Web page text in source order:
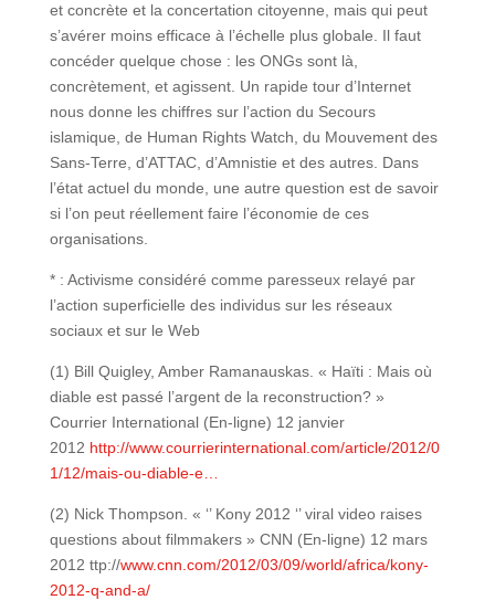
et concrète et la concertation citoyenne, mais qui peut
s’avérer moins efficace à l’échelle plus globale. Il faut
concéder quelque chose : les ONGs sont là,
concrètement, et agissent. Un rapide tour d’Internet
nous donne les chiffres sur l’action du Secours
islamique, de Human Rights Watch, du Mouvement des
Sans-Terre, d’ATTAC, d’Amnistie et des autres. Dans
l’état actuel du monde, une autre question est de savoir
si l’on peut réellement faire l’économie de ces
organisations.
* : Activisme considéré comme paresseux relayé par
l’action superficielle des individus sur les réseaux
sociaux et sur le Web
(1) Bill Quigley, Amber Ramanauskas. « Haïti : Mais où
diable est passé l’argent de la reconstruction? »
Courrier International (En-ligne) 12 janvier
2012 http://www.courrierinternational.com/article/2012/0
1/12/mais-ou-diable-e…
(2) Nick Thompson. « ‘’ Kony 2012 ‘’ viral video raises
questions about filmmakers » CNN (En-ligne) 12 mars
2012 ttp://www.cnn.com/2012/03/09/world/africa/kony-
2012-q-and-a/